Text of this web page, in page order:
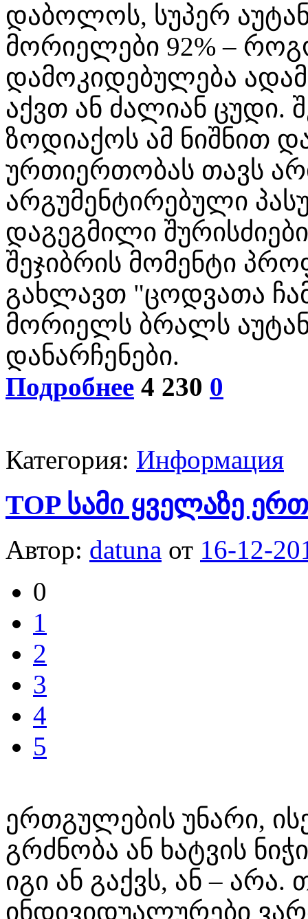
დაბოლოს, სუპერ
მორიელები 92% –
დამოკიდებულება
აქვთ ან ძალიან ცუდი.
ზოდიაქოს ამ ნიშნით
ურთიერთობას თავს
არგუმენტირებული
დაგეგმილი
შეჯიბრის მომენტი
გახლავთ "ცოდვათა
მორიელს ბრალს
დანარჩენები.
Подробнее 4 230 0
Категория: Информация
TOP სამი ყველაზე
Автор: datuna от 16-12-
0
1
2
3
4
5
ერთგულების უნარი,
გრძნობა ან ხატვის
იგი ან გაქვს, ან – არა.
ინდივიდუალურები